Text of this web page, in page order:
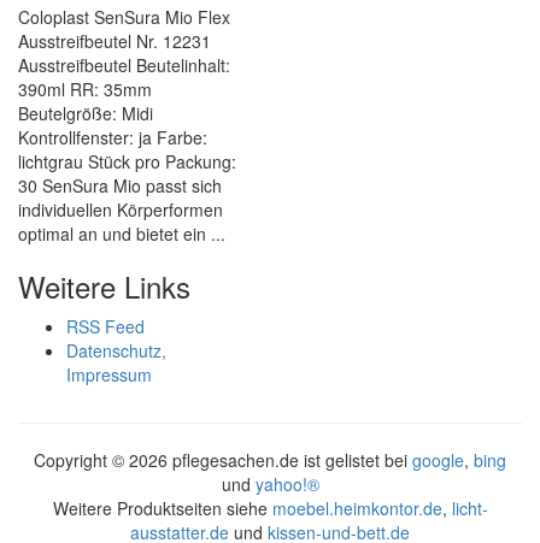
Coloplast SenSura Mio Flex
Ausstreifbeutel Nr. 12231
Ausstreifbeutel Beutelinhalt:
390ml RR: 35mm
Beutelgröße: Midi
Kontrollfenster: ja Farbe:
lichtgrau Stück pro Packung:
30 SenSura Mio passt sich
individuellen Körperformen
optimal an und bietet ein ...
Weitere Links
RSS Feed
Datenschutz,
Impressum
Copyright © 2026 pflegesachen.de ist gelistet bei google, bing
und yahoo!®
Weitere Produktseiten siehe moebel.heimkontor.de, licht-
ausstatter.de und kissen-und-bett.de